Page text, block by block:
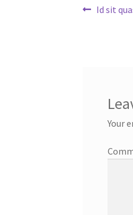
Post
Previous
Id sit
Your